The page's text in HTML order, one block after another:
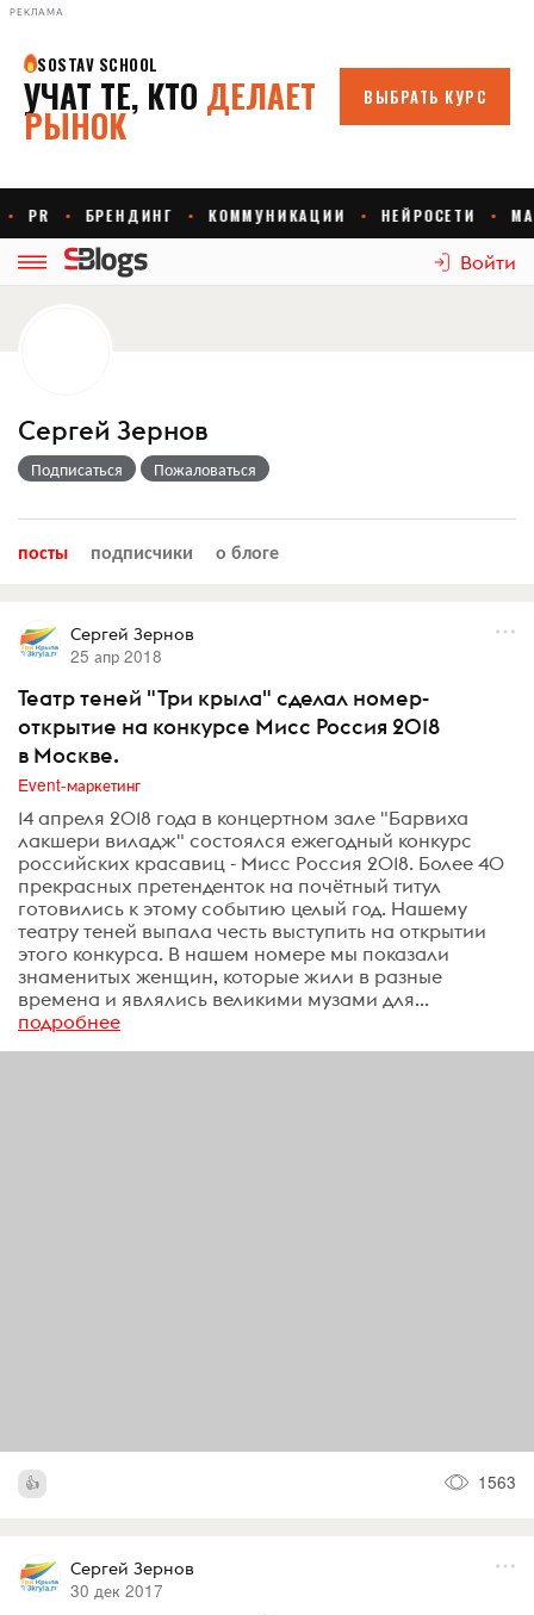
РЕКЛАМА
Войти
Сергей Зернов
Подписаться Пожаловаться
посты подписчики о блоге
Сергей Зернов
25 апр 2018
Театр теней "Три крыла" сделал номер-
открытие на конкурсе Мисс Россия 2018
в Москве.
Event-маркетинг
14 апреля 2018 года в концертном зале "Барвиха
лакшери виладж" состоялся ежегодный конкурс
российских красавиц - Мисс Россия 2018. Более 40
прекрасных претенденток на почётный титул
готовились к этому событию целый год. Нашему
театру теней выпала честь выступить на открытии
этого конкурса. В нашем номере мы показали
знаменитых женщин, которые жили в разные
времена и являлись великими музами для...
подробнее
1563
Сергей Зернов
30 дек 2017